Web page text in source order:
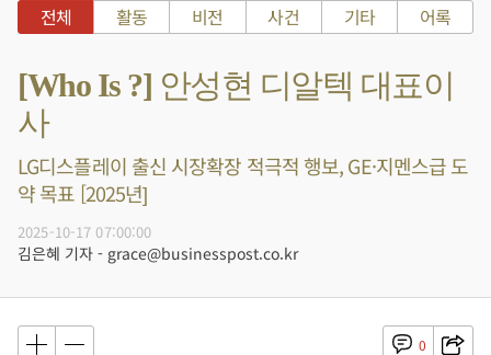
전체 활동 비전 사건 기타 어록
[Who Is ?] 안성현 디알텍 대표이
사
LG디스플레이 출신 시장확장 적극적 행보, GE·지멘스급 도
약 목표 [2025년]
2025-10-17 07:00:00
김은혜 기자 - grace@businesspost.co.kr
0